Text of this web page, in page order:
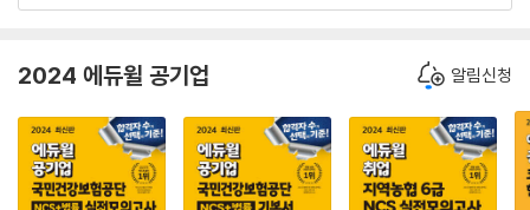
2024 에듀윌 공기업 알림신청